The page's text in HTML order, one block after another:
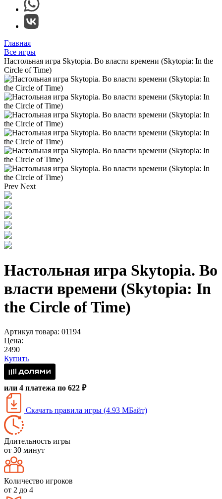
Главная
Все игры
Настольная игра Skytopia. Во власти времени (Skytopia: In the
Circle of Time)
Prev Next
Настольная игра Skytopia. Во
власти времени (Skytopia: In
the Circle of Time)
Артикул товара: 01194
Цена:
2490
Купить
или 4 платежа по 622 ₽
Скачать правила игры (4.93 МБайт)
Длительность игры
от 30 минут
Количество игроков
от 2 до 4